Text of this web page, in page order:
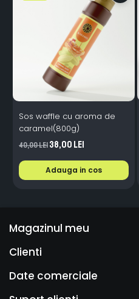
Sos waffle cu aroma de
caramel(800g)
40,00 Lei38,00 Lei
Adauga in cos
Magazinul meu
Clienti
Date comerciale